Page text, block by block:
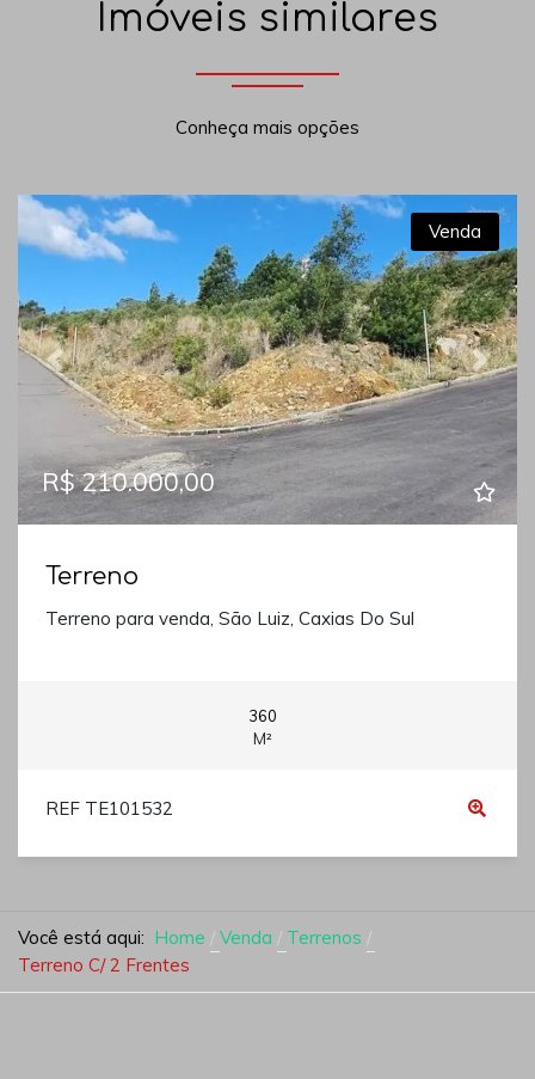
Imóveis similares
Conheça mais opções
Previous Next
Venda
R$ 210.000,00
Terreno
Terreno para venda, São Luiz, Caxias Do Sul
360
M²
REF TE101532
Você está aqui: Home Venda
Terrenos
Terreno C/ 2 Frentes